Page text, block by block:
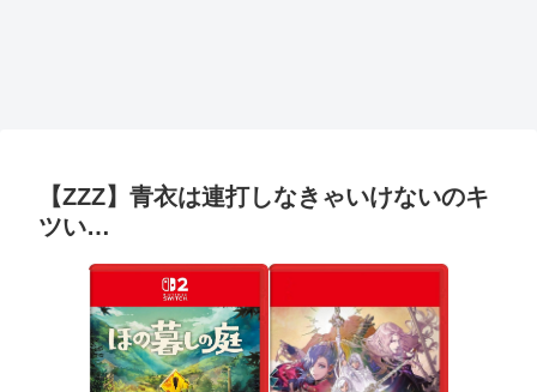
【ZZZ】青衣は連打しなきゃいけないのキ
ツい…